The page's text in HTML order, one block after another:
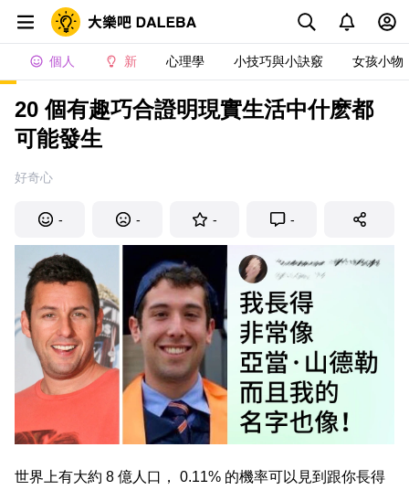
個人 新 心理學 小技巧與小訣竅 女孩小物
20 個有趣巧合證明現實生活中什麽都
可能發生
好奇心
- - - -
世界上有大約 8 億人口， 0.11% 的機率可以見到跟你長得